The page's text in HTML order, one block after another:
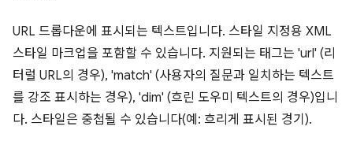
URL 드롭다운에 표시되는 텍스트입니다. 스타일 지정용 XML
스타일 마크업을 포함할 수 있습니다. 지원되는 태그는 'url' (리
터럴 URL의 경우), 'match' (사용자의 질문과 일치하는 텍스트
를 강조 표시하는 경우), 'dim' (흐린 도우미 텍스트의 경우)입니
다. 스타일은 중첩될 수 있습니다(예: 흐리게 표시된 경기).